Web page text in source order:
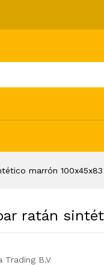
marrón
ratán
Trading B.V